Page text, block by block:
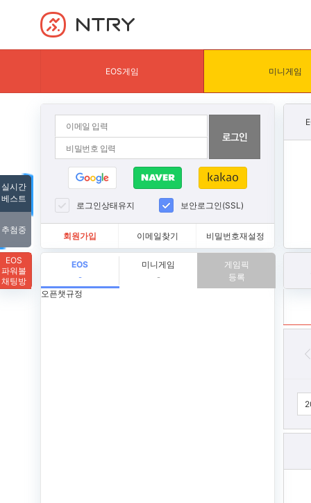
NTRY
EOS게임 미니게임
로그인상태유지 보안로그인(SSL)
회원가입 이메일찾기 비밀번호재설정
EOS
-
미니게임
-
게임픽
등록
실시간
베스트
추첨중
EOS
파워볼
채팅방